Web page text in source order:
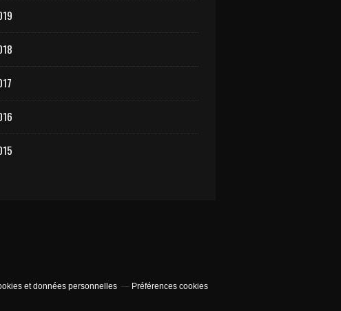
et données personnelles Préférences cookies